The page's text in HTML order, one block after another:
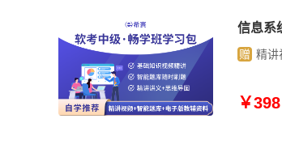
信息系
赠 精讲
￥398